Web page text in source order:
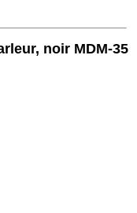
noir MDM-35